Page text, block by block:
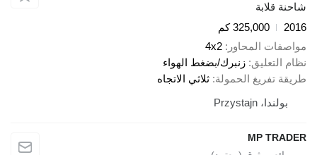
قلابة
325,000 كم
المحاور 4x2
التعليق زنبرك/بضغط الهواء
تفريغ الحمولة ثلاثي الاتجاه
بولندا، Przystajn
MP